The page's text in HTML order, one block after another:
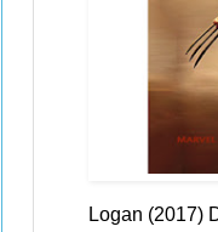
Logan (2017)